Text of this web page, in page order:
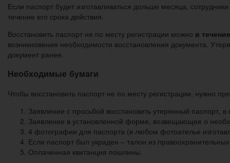
Если паспорт будет изготавливаться дольше месяца,
течение его срока действия.
Восстановить паспорт не по месту регистрации можно в
возникновения необходимости восстановления документа.
документ ранее.
Необходимые бумаги
Чтобы восстановить паспорт не по месту регистрации, нужно
Заявление с просьбой восстановить утерянный паспорт,
Заявление в установленной форме, возвещающее о
4 фотографии для паспорта (в любом фотоателье
Если паспорт был украден – талон из
Оплаченная квитанция пошлины.